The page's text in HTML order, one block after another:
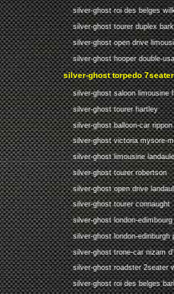
silver-ghost roi des belges
silver-ghost tourer duplex
silver-ghost open drive
silver-ghost hooper double-
silver-ghost torpedo
silver-ghost saloon limousine
silver-ghost tourer hartley
silver-ghost balloon-car rippon
silver-ghost victoria mysore-
silver-ghost limousine
silver-ghost tourer robertson
silver-ghost open drive
silver-ghost tourer connaught
silver-ghost london-
silver-ghost london-edinburgh
silver-ghost trone-car nizam
silver-ghost roadster 2seater
silver-ghost roi des belges